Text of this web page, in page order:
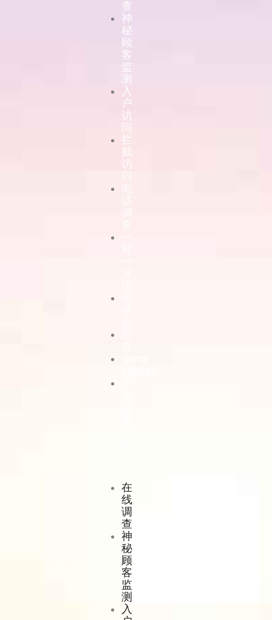
查
神
秘
顾
客
监
测
入
户
访
问
拦
截
访
在
线
调
查
神
秘
顾
客
监
测
入